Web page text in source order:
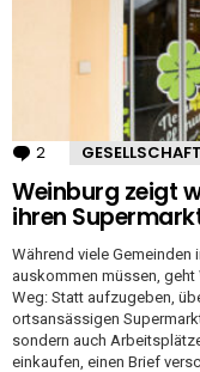
2 Kommentare
GESELLSCHAFT
Weinburg zeigt
ihren
Während viele
auskommen müssen,
Weg: Statt aufzugeben,
ortsansässigen
sondern auch
einkaufen, einen Brief